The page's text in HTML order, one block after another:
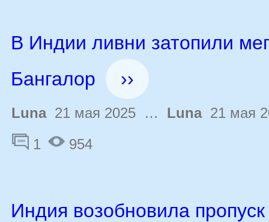
В Индии ливни затопили
Бангалор
››
Luna21 мая 2025 … Luna21 мая
1
954
Индия возобновила